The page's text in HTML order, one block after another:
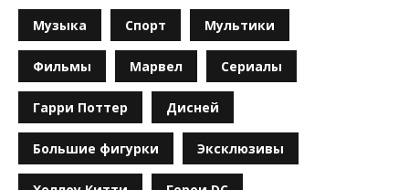
Музыка Спорт Мультики
Фильмы Марвел Сериалы
Гарри Поттер Дисней
Большие фигурки Эксклюзивы